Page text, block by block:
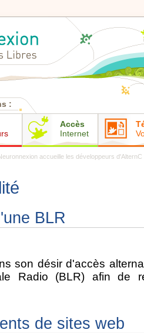
:
Accès
Internet
accueille les développeurs d'AlternC
BLR
son désir d'accès
Radio (BLR) afin de
de sites web